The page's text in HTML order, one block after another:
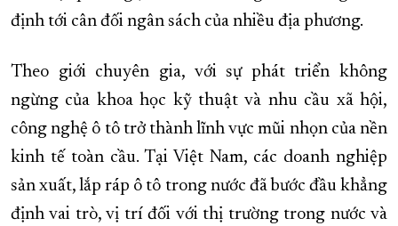
định tới cân đối ngân sách của nhiều địa phương.
Theo giới chuyên gia, với sự phát triển không
ngừng của khoa học kỹ thuật và nhu cầu xã hội,
công nghệ ô tô trở thành lĩnh vực mũi nhọn của nền
kinh tế toàn cầu. Tại Việt Nam, các doanh nghiệp
sản xuất, lắp ráp ô tô trong nước đã bước đầu khẳng
định vai trò, vị trí đối với thị trường trong nước và